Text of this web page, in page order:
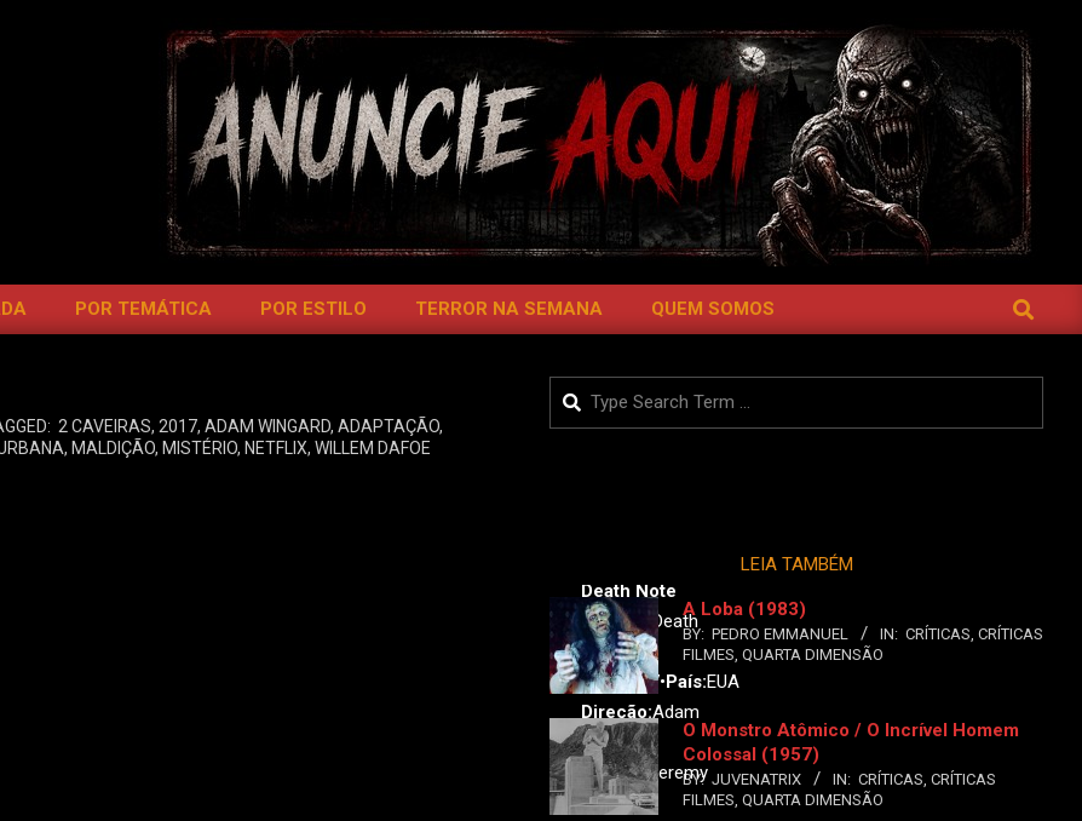
POR TEMÁTICA POR ESTILO TERROR NA SEMANA QUEM SOMOS SEARCH
2 CAVEIRAS, 2017, ADAM WINGARD, ADAPTAÇÃO,
, MALDIÇÃO, MISTÉRIO, NETFLIX, WILLEM DAFOE
Death Note
Original: Death
Note
Ano:2017•País:EUA
Direção:Adam
Wingard
Roteiro:Jeremy
Slater
Search
LEIA TAMBÉM
A Loba (1983)
BY: PEDRO EMMANUEL IN: CRÍTICAS, CRÍTICAS
FILMES, QUARTA DIMENSÃO
O Monstro Atômico / O Incrível Homem
Colossal (1957)
BY: JUVENATRIX IN: CRÍTICAS, CRÍTICAS
FILMES, QUARTA DIMENSÃO